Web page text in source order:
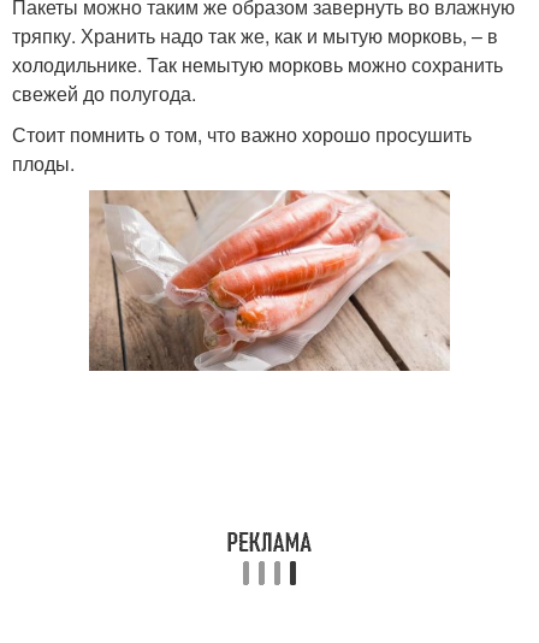
Пакеты можно таким же образом завернуть во влажную
тряпку. Хранить надо так же, как и мытую морковь, – в
холодильнике. Так немытую морковь можно сохранить
свежей до полугода.
Стоит помнить о том, что важно хорошо просушить
плоды.